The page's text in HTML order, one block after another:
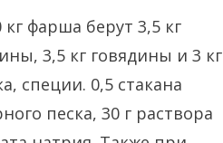
кг фарша берут 3,5 кг
3,5 кг говядины и 3 кг
специи. 0,5 стакана
песка, 30 г раствора